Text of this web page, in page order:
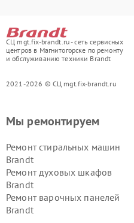
СЦ mgt.fix-brandt.ru - сеть сервисных
центров в Магнитогорске по ремонту
и обслуживанию техники Brandt
2021-2026 © СЦ mgt.fix-brandt.ru
Мы ремонтируем
Ремонт стиральных машин
Brandt
Ремонт духовых шкафов
Brandt
Ремонт варочных панелей
Brandt